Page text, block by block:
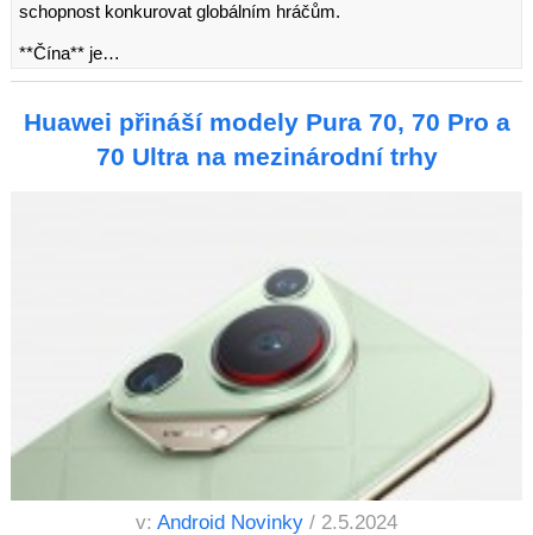
schopnost konkurovat globálním hráčům.
**Čína** je…
Huawei přináší modely Pura 70, 70 Pro a
70 Ultra na mezinárodní trhy
v: Android Novinky / 2.5.2024